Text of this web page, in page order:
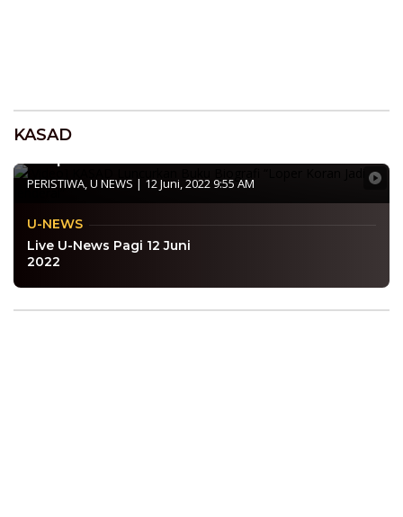
KASAD
UNEWS
[Video] KASAD Luncurkan Buku Biografi
PERISTIWA,U NEWS | 12 Juni, 2022 9:55 AM
U-NEWS
Live U-News Pagi 12 Juni
2022